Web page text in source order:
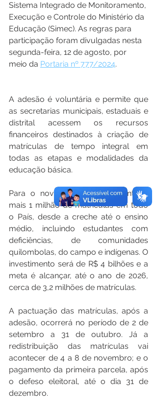
Sistema Integrado de Monitoramento,
Execução e Controle do Ministério da
Educação (Simec). As regras para
participação foram divulgadas nesta
segunda-feira, 12 de agosto, por
meio da Portaria nº 777/2024.
A adesão é voluntária e permite que
as secretarias municipais, estaduais e
distrital acessem os recursos
financeiros destinados à criação de
matrículas de tempo integral em
todas as etapas e modalidades da
educação básica.
Para o novo ciclo, será fomentado
mais 1 milhão de matrículas em todo
o País, desde a creche até o ensino
médio, incluindo estudantes com
deficiências, de comunidades
quilombolas, do campo e indígenas. O
investimento será de R$ 4 bilhões e a
meta é alcançar, até o ano de 2026,
cerca de 3,2 milhões de matrículas.
A pactuação das matrículas, após a
adesão, ocorrerá no período de 2 de
setembro a 31 de outubro. Já a
redistribuição das matrículas vai
acontecer de 4 a 8 de novembro; e o
pagamento da primeira parcela, após
o defeso eleitoral, até o dia 31 de
dezembro.